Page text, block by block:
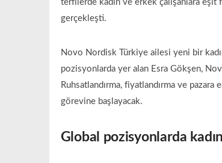
terfilerde kadın ve erkek çalışanlara
gerçekleşti.
Novo Nordisk Türkiye ailesi yeni bir
pozisyonlarda yer alan Esra Gökşen,
Ruhsatlandırma, fiyatlandırma ve
görevine başlayacak.
Global pozisyonlarda